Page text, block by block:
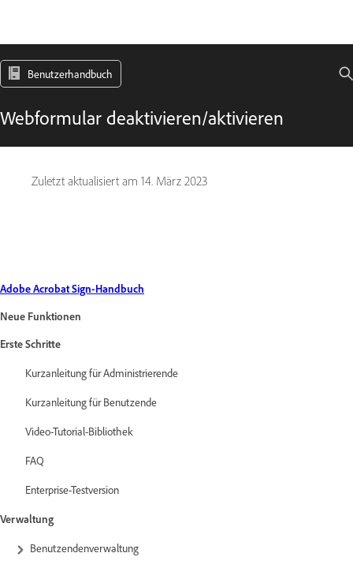
Benutzerhandbuch
Webformular deaktivieren/aktivieren
Zuletzt aktualisiert am 14. März 2023
Adobe Acrobat Sign-Handbuch
Neue Funktionen
Erste Schritte
Kurzanleitung für Administrierende
Kurzanleitung für Benutzende
Video-Tutorial-Bibliothek
FAQ
Enterprise-Testversion
Verwaltung
Benutzendenverwaltung